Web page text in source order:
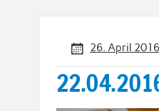
26. April 2016